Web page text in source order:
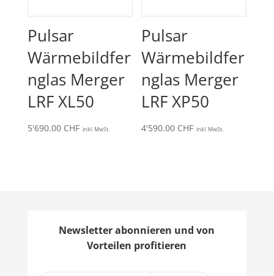
Pulsar
Wärmebildfer
nglas Merger
LRF XL50
5'690.00 CHF inkl. MwSt.
Pulsar
Wärmebildfer
nglas Merger
LRF XP50
4'590.00 CHF inkl. MwSt.
Newsletter abonnieren und von
Vorteilen profitieren